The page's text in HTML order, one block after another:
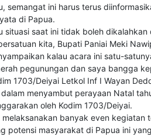
semangat ini harus terus
di Papua.
situasi saat ini tidak boleh
kita, Bupati Paniai Meki
kalau acara ini satu-
pegunungan dan saya bangga
1703/Deiyai Letkol Inf I Wayan
menyambut perayaan Natal
oleh Kodim 1703/Deiyai.
melaksanakan banyak even
potensi masyarakat di Papua ini